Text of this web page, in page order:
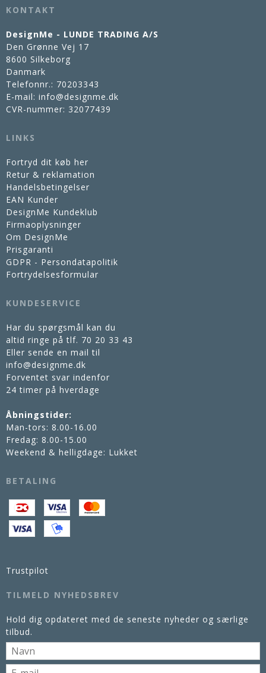
KONTAKT
DesignMe - LUNDE TRADING A/S
Den Grønne Vej 17
8600 Silkeborg
Danmark
Telefonnr.: 70203343
E-mail: info@designme.dk
CVR-nummer: 32077439
LINKS
Fortryd dit køb her
Retur & reklamation
Handelsbetingelser
EAN Kunder
DesignMe Kundeklub
Firmaoplysninger
Om DesignMe
Prisgaranti
GDPR - Persondatapolitik
Fortrydelsesformular
KUNDESERVICE
Har du spørgsmål kan du
altid ringe på tlf. 70 20 33 43
Eller sende en mail til
info@designme.dk
Forventet svar indenfor
24 timer på hverdage
Åbningstider:
Man-tors: 8.00-16.00
Fredag: 8.00-15.00
Weekend & helligdage: Lukket
BETALING
Trustpilot
TILMELD NYHEDSBREV
Hold dig opdateret med de seneste nyheder og særlige
tilbud.